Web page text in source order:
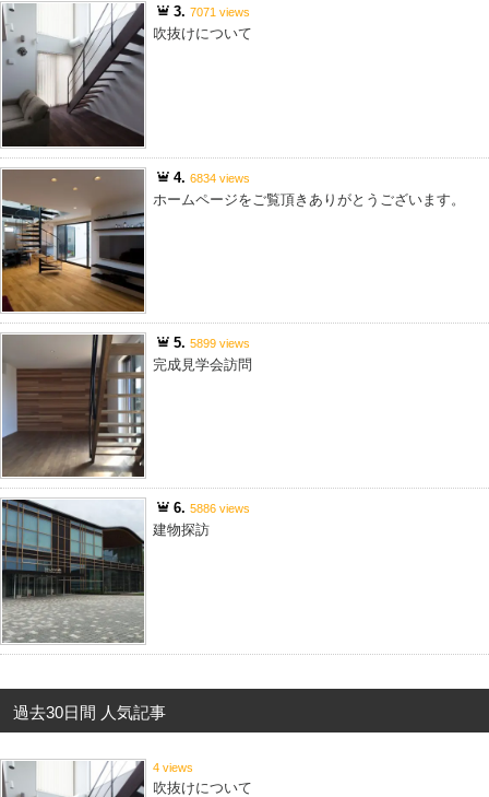
3. 7071 views
吹抜けについて
4. 6834 views
ホームページをご覧頂きありがとうございます。
5. 5899 views
完成見学会訪問
6. 5886 views
建物探訪
過去30日間 人気記事
4 views
吹抜けについて